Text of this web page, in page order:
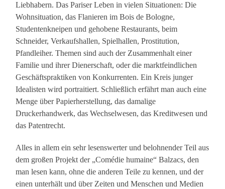
Liebhabern. Das Pariser Leben in vielen Situationen: Die
Wohnsituation, das Flanieren im Bois de Bologne,
Studentenkneipen und gehobene Restaurants, beim
Schneider, Verkaufshallen, Spielhallen, Prostitution,
Pfandleiher. Themen sind auch der Zusammenhalt einer
Familie und ihrer Dienerschaft, oder die marktfeindlichen
Geschäftspraktiken von Konkurrenten. Ein Kreis junger
Idealisten wird portraitiert. Schließlich erfährt man auch eine
Menge über Papierherstellung, das damalige
Druckerhandwerk, das Wechselwesen, das Kreditwesen und
das Patentrecht.
Alles in allem ein sehr lesenswerter und belohnender Teil aus
dem großen Projekt der „Comédie humaine“ Balzacs, den
man lesen kann, ohne die anderen Teile zu kennen, und der
einen unterhält und über Zeiten und Menschen und Medien